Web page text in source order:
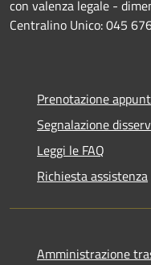
con valenza legale -
Centralino Unico: 045
Prenotazione
Segnalazione
Leggi le FAQ
Richiesta assistenza
Amministrazione